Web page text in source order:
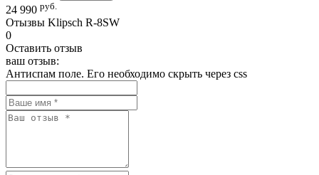
24 990 руб.
Отызвы Klipsch R-8SW
0
Оставить отзыв
ваш отзыв:
Антиспам поле. Его необходимо скрыть через css